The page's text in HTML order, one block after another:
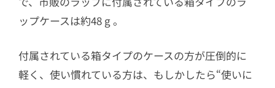
ップケースは約48 g 。
付属されている箱タイプのケースの方が圧倒的に
軽く、使い慣れている方は、もしかしたら“使いに